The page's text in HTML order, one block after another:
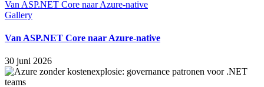
Van ASP.NET Core naar Azure‑native
Gallery
Van ASP.NET Core naar Azure‑native
30 juni 2026